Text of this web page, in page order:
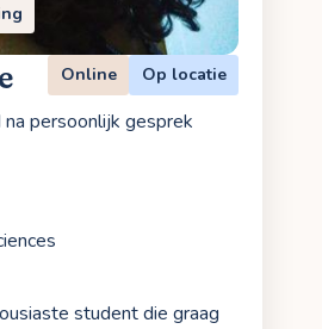
Online Op locatie
persoonlijk gesprek
student die graag